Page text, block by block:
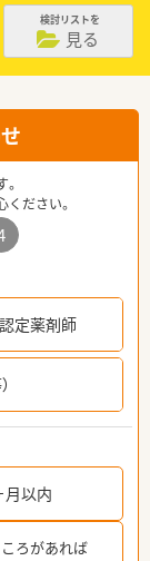
検討リストを
見る
ください。
定薬剤師
月以内
ろがあれば